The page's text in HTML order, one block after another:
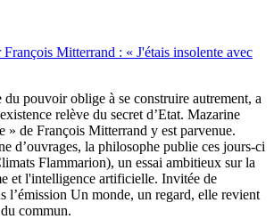
Mitterrand : « J'étais insolente avec
du pouvoir oblige à se construire autrement, a
relève du secret d’Etat. Mazarine
» de François Mitterrand y est parvenue.
d’ouvrages, la philosophe publie ces jours-ci
Flammarion), un essai ambitieux sur la
et l'intelligence artificielle. Invitée de
l’émission Un monde, un regard, elle revient
commun.